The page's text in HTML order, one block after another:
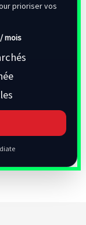
prioriser vos
mois